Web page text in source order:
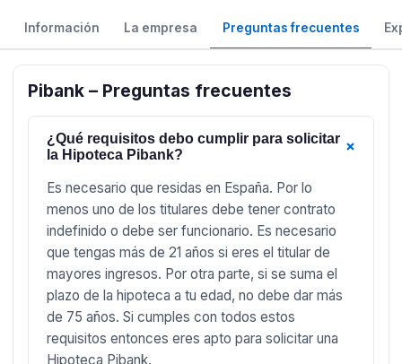
Información La empresa Preguntas frecuentes
Pibank – Preguntas frecuentes
¿Qué requisitos debo cumplir para solicitar
la Hipoteca Pibank?
+
Es necesario que residas en España. Por lo
menos uno de los titulares debe tener contrato
indefinido o debe ser funcionario. Es necesario
que tengas más de 21 años si eres el titular de
mayores ingresos. Por otra parte, si se suma el
plazo de la hipoteca a tu edad, no debe dar más
de 75 años. Si cumples con todos estos
requisitos entonces eres apto para solicitar una
Hipoteca Pibank.